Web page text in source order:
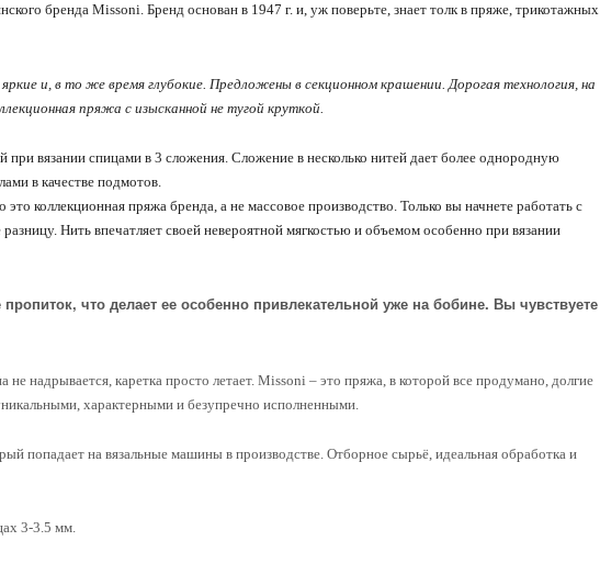
бренда Missoni. Бренд основан в 1947 г. и, уж поверьте, знает толк в пряже, трикотажных
и, в то же время глубокие. Предложены в секционном крашении. Дорогая технология, на
пряжа с изысканной не тугой круткой.
вязании спицами в 3 сложения. Сложение в несколько нитей дает более однородную
в качестве подмотов.
коллекционная пряжа бренда, а не массовое производство. Только вы начнете работать с
Нить впечатляет своей невероятной мягкостью и объемом особенно при вязании
что делает ее особенно привлекательной уже на бобине. Вы чувствуете
надрывается, каретка просто летает. Missoni – это пряжа, в которой все продумано, долгие
характерными и безупречно исполненными.
попадает на вязальные машины в производстве. Отборное сырьё, идеальная обработка и
3-3.5 мм.